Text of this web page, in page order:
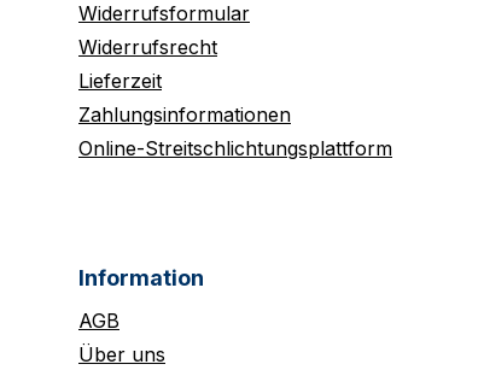
Widerrufsformular
Widerrufsrecht
Lieferzeit
Zahlungsinformationen
Online-Streitschlichtungsplattform
Information
AGB
Über uns